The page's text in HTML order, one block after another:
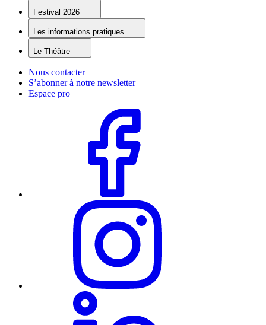
Festival 2026
Les informations pratiques
Le Théâtre
Nous contacter
S’abonner à notre newsletter
Espace pro